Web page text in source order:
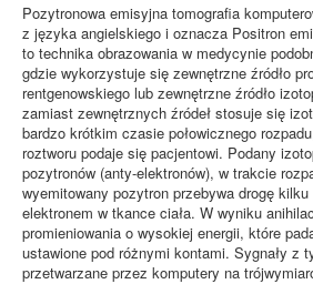
Pozytronowa emisyjna tomografia
z języka angielskiego i oznacza Positron
to technika obrazowania w medycynie
gdzie wykorzystuje się zewnętrzne źródło
rentgenowskiego lub zewnętrzne źródło
zamiast zewnętrznych źródeł stosuje się
bardzo krótkim czasie połowicznego
roztworu podaje się pacjentowi. Podany
pozytronów (anty-elektronów), w trakcie
wyemitowany pozytron przebywa drogę
elektronem w tkance ciała. W wyniku
promieniowania o wysokiej energii, które
ustawione pod różnymi kontami. Sygnały z
przetwarzane przez komputery na